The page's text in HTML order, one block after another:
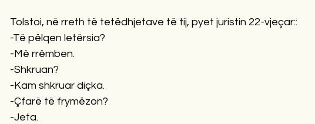
Tolstoi, në rreth të tetëdhjetave të tij, pyet juristin 22-vjeçar::
-Të pëlqen letërsia?
-Më rrëmben.
-Shkruan?
-Kam shkruar diçka.
-Çfarë të frymëzon?
-Jeta.